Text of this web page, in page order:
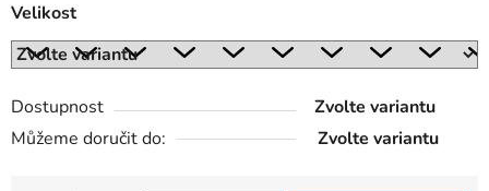
Velikost
Dostupnost
Zvolte variantu
Můžeme doručit do:
Zvolte variantu